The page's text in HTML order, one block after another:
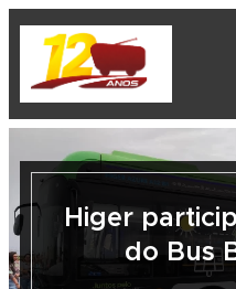
Higer
do Bus